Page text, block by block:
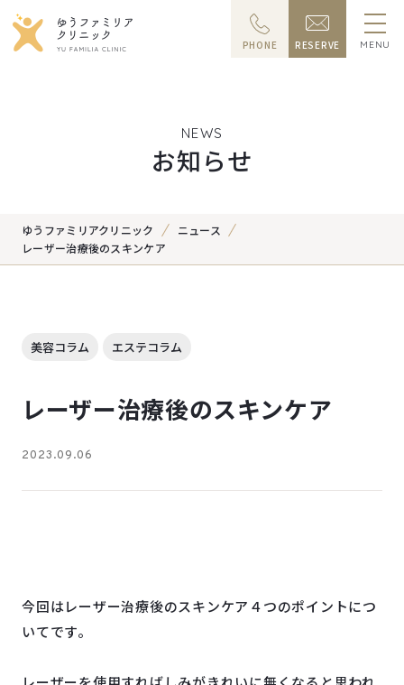
PHONE RESERVE MENU
NEWS
お知らせ
ゆうファミリアクリニック
ニュース
レーザー治療後のスキンケア
美容コラム エステコラム
レーザー治療後のスキンケア
2023.09.06
今回はレーザー治療後のスキンケア４つのポイントにつ
いてです。